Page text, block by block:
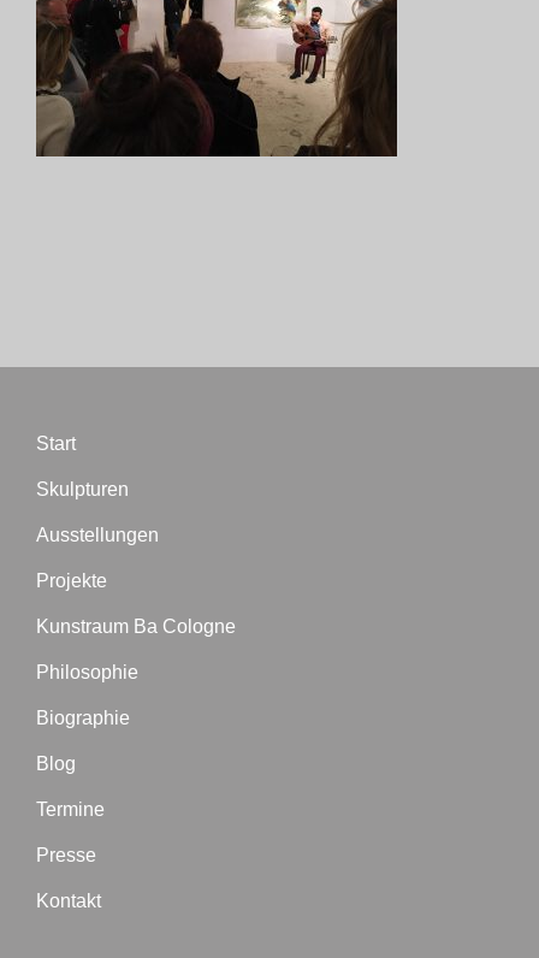
Start
Skulpturen
Ausstellungen
Projekte
Kunstraum Ba Cologne
Philosophie
Biographie
Blog
Termine
Presse
Kontakt